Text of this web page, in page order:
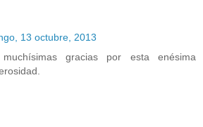
13 octubre, 2013
gracias por esta enésima